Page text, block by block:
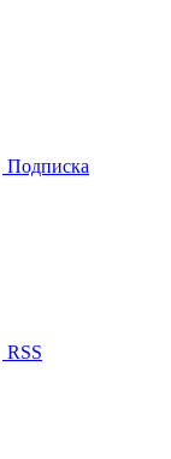
Подписка
RSS